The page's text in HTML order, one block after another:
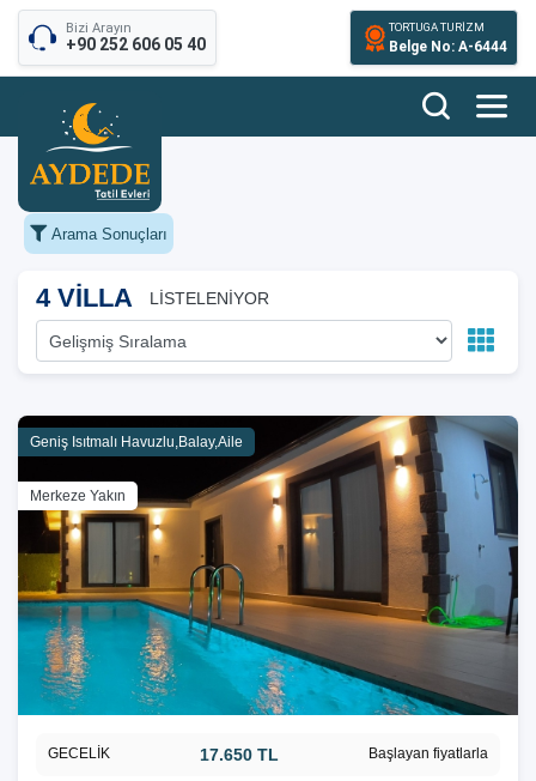
Bizi Arayın
+90 252 606 05 40
TORTUGA TURİZM
Belge No: A-6444
Arama Sonuçları
4 VİLLA LİSTELENİYOR
Geniş Isıtmalı Havuzlu,Balay,Aile
Merkeze Yakın
GECELİK 17.650 TL Başlayan fiyatlarla